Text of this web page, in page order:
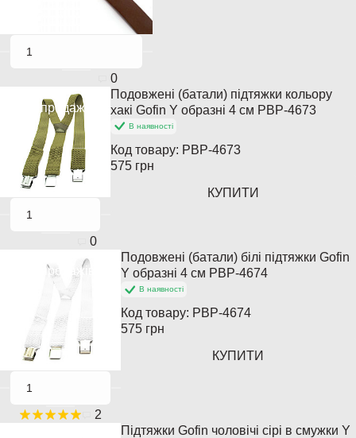
0
Хіт продажів
0
Подовжені (батали) підтяжки кольору
хакі Gofin Y образні 4 см PBP-4673
В наявності
Код товару: PBP-4673
575 грн
КУПИТИ
Хіт продажів
2
Подовжені (батали) білі підтяжки Gofin
Y образні 4 см PBP-4674
В наявності
Код товару: PBP-4674
575 грн
КУПИТИ
Підтяжки Gofin чоловічі сірі в смужки Y